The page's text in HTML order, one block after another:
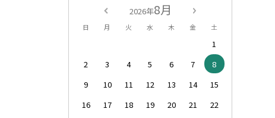
2026年8月
日 月 火 水 木 金 土
1
2
3 4 5 6 7
8
9
10 11 12 13 14
15
16
17 18 19 20 21
22